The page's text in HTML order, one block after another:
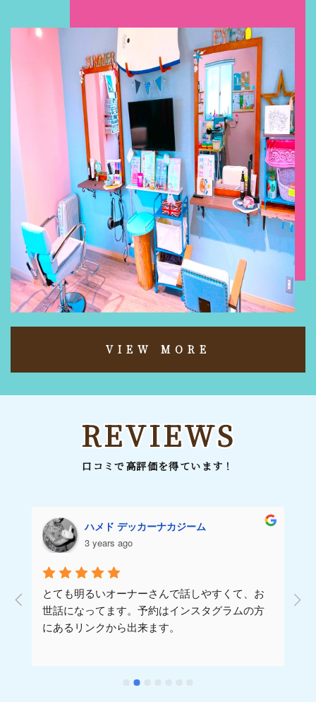
VIEW MORE
REVIEWS
口コミで高評価を得ています！
ハメド デッカーナカジーム
3 years ago
とても明るいオーナーさんで話しやすくて、お
世話になってます。予約はインスタグラムの方
にあるリンクから出来ます。